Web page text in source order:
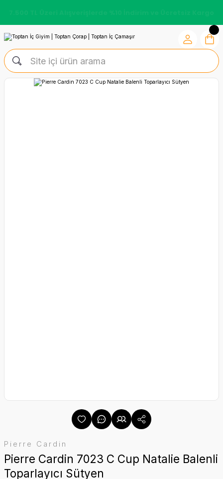
Pierre Cardin
Pierre Cardin 7023 C Cup Natalie Balenli
Toparlayıcı Sütyen